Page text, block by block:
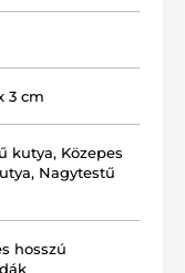
alapján
az üvöltést a
és aktiválja a
a készüléket,
3 cm
kutya, Közepes
, Nagytestű
hosszú